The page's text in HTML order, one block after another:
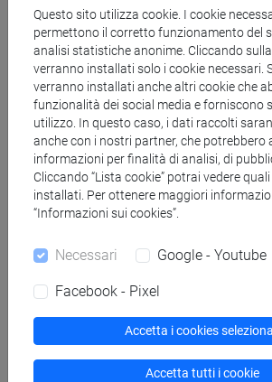
spazio ricevimenti alprimo piano di
solo in presenza e solo su
al docente.
Si avvisano gli studenti di area Giappone
all'avvio o al riconoscimento distage
sostitutive di tirociniochel'intera
tramite e-mail e si consiglia dunque di
reperibili nella propria area personale
docente e di farlo tassativamente
tirocinio avendo premura di inserire
Italial'intera procedura si deve svolgere
riservata. Si prega quindi di prenotarsi
Questo sito utilizza cookie. I cookie
permettono il corretto funzionamento del
analisi statistiche anonime. Cliccando
verranno installati solo i cookie necessari.
verranno installati anche altri cookie che
funzionalità dei social media e forniscono
utilizzo. In questo caso, i dati raccolti
anche con i nostri partner, che potrebbero
informazioni per finalità di analisi, di
Cliccando “Lista cookie” potrai vedere
installati. Per ottenere maggiori
“Informazioni sui cookies”.
Necessari Google - Youtube
Facebook - Pixel
Accetta i cookies
Accetta tutti i cookie